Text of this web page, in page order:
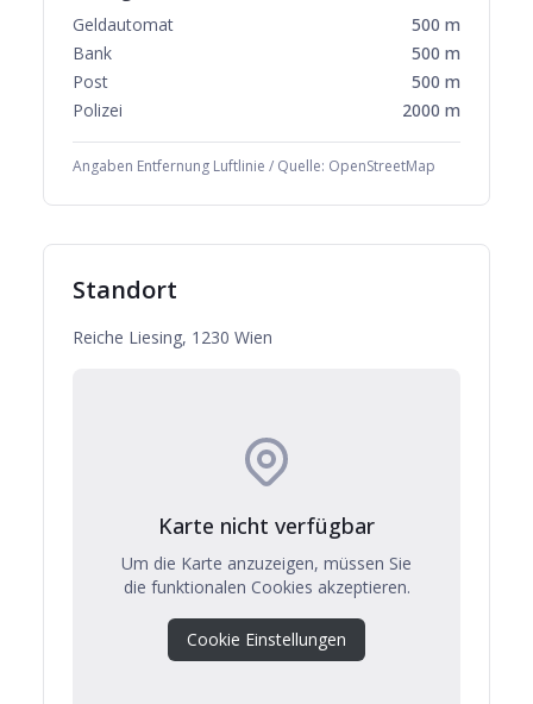
Geldautomat
500 m
Bank
500 m
Post
500 m
Polizei
2000 m
Angaben Entfernung Luftlinie / Quelle: OpenStreetMap
Standort
Reiche Liesing, 1230 Wien
Karte nicht verfügbar
Um die Karte anzuzeigen, müssen Sie
die funktionalen Cookies akzeptieren.
Cookie Einstellungen